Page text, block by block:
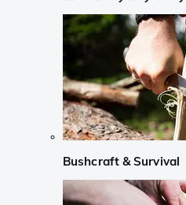
Bushcraft & Survival